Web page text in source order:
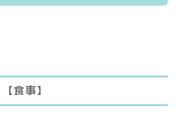
【食事】